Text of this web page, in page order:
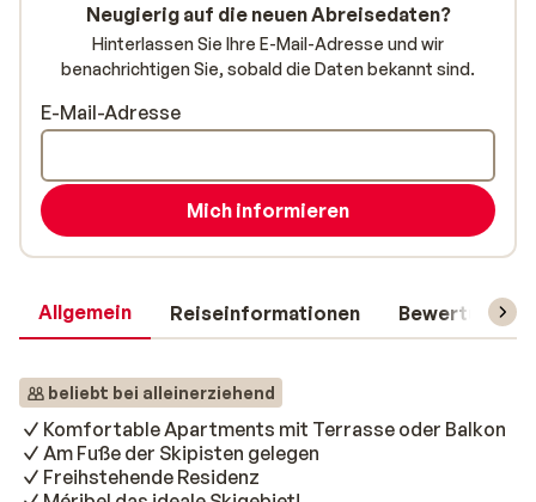
Allgemein Reiseinformationen Bewertungen
beliebt bei alleinerziehend
Komfortable Apartments mit Terrasse oder Balkon
Am Fuße der Skipisten gelegen
Freihstehende Residenz
Neugierig auf die neuen Abreisedaten?
Hinterlassen Sie Ihre E-Mail-Adresse und wir
benachrichtigen Sie, sobald die Daten bekannt sind.
E-Mail-Adresse
Mich informieren